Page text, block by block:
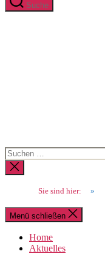
Suche
Suchen
nach:
Suche
schließen
Sie sind hier:
»
Menü schließen
Home
Aktuelles